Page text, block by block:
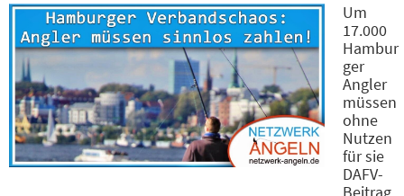
Um
17.000
Hambur
ger
Angler
müssen
ohne
Nutzen
für sie
DAFV-
Beitrag